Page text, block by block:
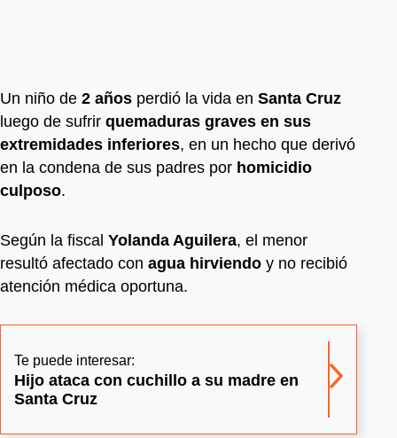
Un niño de 2 años perdió la vida en Santa Cruz
luego de sufrir quemaduras graves en sus
extremidades inferiores, en un hecho que derivó
en la condena de sus padres por homicidio
culposo.
Según la fiscal Yolanda Aguilera, el menor
resultó afectado con agua hirviendo y no recibió
atención médica oportuna.
Te puede interesar:
Hijo ataca con cuchillo a su madre en
Santa Cruz